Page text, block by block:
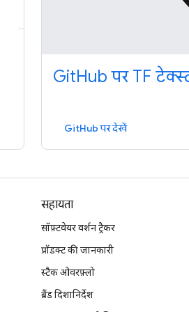
GitHub पर TF
GitHub पर देखें
सहायता
सॉफ़्टवेयर वर्शन ट्रैकर
प्रॉडक्ट की जानकारी
स्टैक ओवरफ़्लो
ब्रैंड दिशानिर्देश